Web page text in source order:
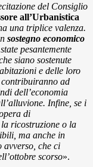
del Consiglio
all’Urbanistica
una triplice valenza.
sostegno economico
pesantemente
siano sostenute
e delle loro
ad
dell’economia
Infine, se i
di
ricostruzione o la
ma anche in
avverso, che ci
scorso».